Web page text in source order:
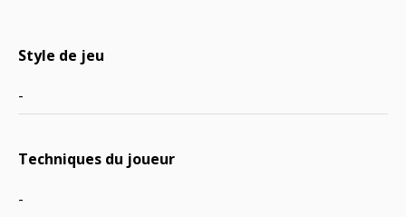
Style de jeu
-
Techniques du joueur
-